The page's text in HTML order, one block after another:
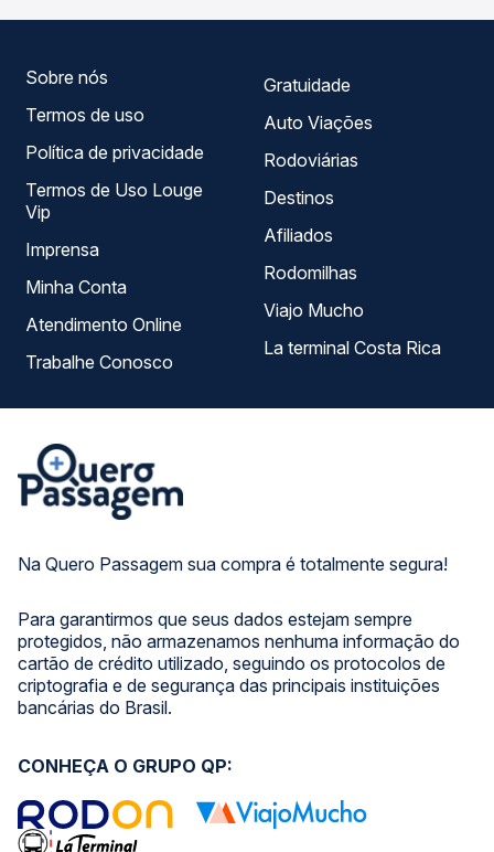
Na Quero Passagem sua compra é totalmente segura!
Para garantirmos que seus dados estejam sempre
protegidos, não armazenamos nenhuma informação do
cartão de crédito utilizado, seguindo os protocolos de
criptografia e de segurança das principais instituições
bancárias do Brasil.
Sobre nós
Termos de uso
Política de privacidade
Termos de Uso Louge
Vip
Imprensa
Minha Conta
Atendimento Online
Trabalhe Conosco
Gratuidade
Auto Viações
Rodoviárias
Destinos
Afiliados
Rodomilhas
Viajo Mucho
La terminal Costa Rica
CONHEÇA O GRUPO QP: